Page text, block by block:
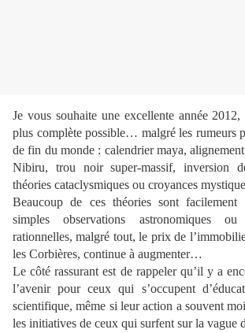
Je vous souhaite une excellente année
plus complète possible… malgré les rumeurs
de fin du monde : calendrier maya,
Nibiru, trou noir super-massif, inversion
théories cataclysmiques ou croyances
Beaucoup de ces théories sont facilement
simples observations astronomiques
rationnelles, malgré tout, le prix de
les Corbières, continue à augmenter…
Le côté rassurant est de rappeler qu’il y a
l’avenir pour ceux qui s’occupent
scientifique, même si leur action a souvent
les initiatives de ceux qui surfent sur la vague